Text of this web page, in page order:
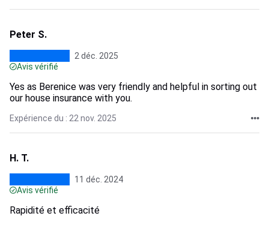
Peter S.
2 déc. 2025
Avis vérifié
Yes as Berenice was very friendly and helpful in sorting out
our house insurance with you.
Expérience du : 22 nov. 2025
H. T.
11 déc. 2024
Avis vérifié
Rapidité et efficacité